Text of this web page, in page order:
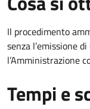
Il procedimento
senza l’emissione
l’Amministrazione
Tempi e